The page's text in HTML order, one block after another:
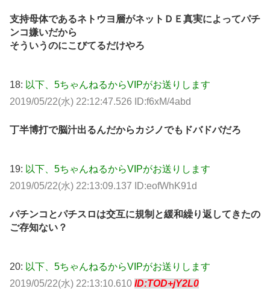
支持母体であるネトウヨ層がネットＤＥ真実によってパチ
ンコ嫌いだから
そういうのにこびてるだけやろ
18: 以下、5ちゃんねるからVIPがお送りします
2019/05/22(水) 22:12:47.526 ID:f6xM/4abd
丁半博打で脳汁出るんだからカジノでもドバドバだろ
19: 以下、5ちゃんねるからVIPがお送りします
2019/05/22(水) 22:13:09.137 ID:eofWhK91d
パチンコとパチスロは交互に規制と緩和繰り返してきたの
ご存知ない？
20: 以下、5ちゃんねるからVIPがお送りします
2019/05/22(水) 22:13:10.610 ID:TOD+jY2L0